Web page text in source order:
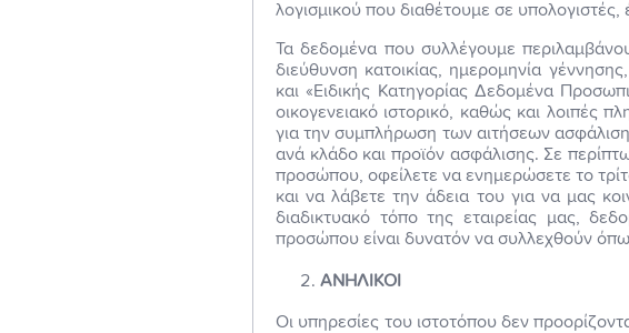
λογισμικού που διαθέτουμε σε
Τα δεδομένα που συλλέγουμε
διεύθυνση κατοικίας, ημερομηνία
και «Ειδικής Κατηγορίας Δεδομένα
οικογενειακό ιστορικό, καθώς και λοιπές
για την συμπλήρωση των αιτήσεων
ανά κλάδο και προϊόν ασφάλισης. Σε
προσώπου, οφείλετε να ενημερώσετε το
και να λάβετε την άδεια του για να μας
διαδικτυακό τόπο της εταιρείας μας,
προσώπου είναι δυνατόν να συλλεχθούν
ΑΝΗΛΙΚΟΙ
Οι υπηρεσίες του ιστοτόπου δεν